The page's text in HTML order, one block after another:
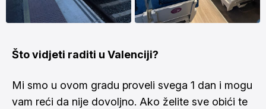
Što vidjeti raditi u Valenciji?
Mi smo u ovom gradu proveli svega 1 dan i mogu
vam reći da nije dovoljno. Ako želite sve obići te